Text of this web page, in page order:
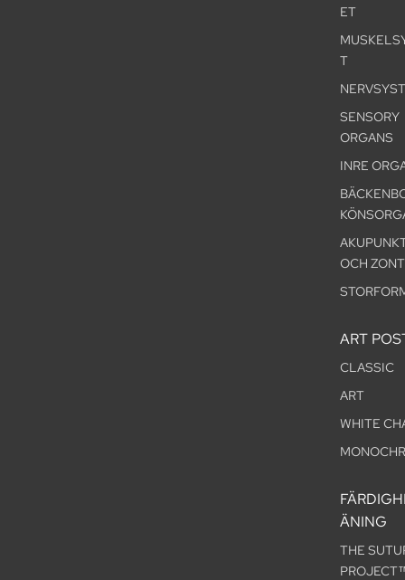
ET
T
SENSORY
ORGANS
INRE
OCH
ART
CLASSIC
ART
WHITE
ÄNING
THE